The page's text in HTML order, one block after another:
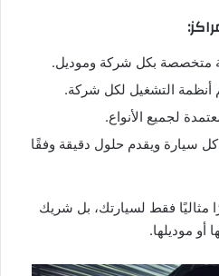
متخصصة بكل شركة وموديل.
التشغيل لكل شركة.
لجميع الأنواع.
سيارة ويقدم حلول دقيقة وفقًا
مثاليًا فقط لسيارتك، بل شريك
أو موديلها.